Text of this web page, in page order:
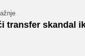
transfer skandal